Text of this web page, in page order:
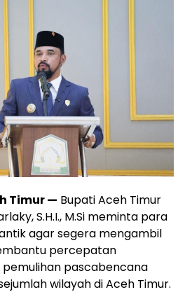
Timur — Bupati Aceh Timur
S.H.I., M.Si meminta para
agar segera mengambil
percepatan
pascabencana
wilayah di Aceh Timur.